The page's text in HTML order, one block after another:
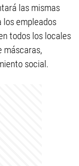
las mismas
los empleados
todos los locales
máscaras,
social.